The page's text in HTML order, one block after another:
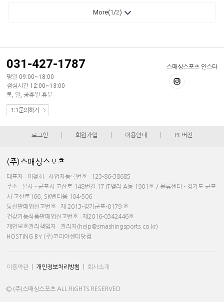
More(1/2)
스매싱스포츠 인스타
031-427-1787
평일 09:00~18:00
점심시간 12:00~13:00
토, 일, 공휴일 휴무
1:1문의하기
로그인 회원가입 이용안내 PC버전
(주)스매싱스포츠
대표자 : 이철희 사업자등록번호 : 123-86-38685
주소 : 본사 - 군포시 고산로 148번길 17 IT밸리 A동 1901호 / 물류센터 - 경기도 군포
시 고산로166, SK벤티움 104-506
통신판매업신고번호 : 제 2013-경기군포-0179 호
건강기능식품판매업신고번호 : 제2016-0342446호
개인보호관리책임자 : 관리자(help@smashingsports.co.kr)
HOSTING BY (주)코리아센터닷컴
이용약관 개인정보처리방침 회사소개
© (주)스매싱스포츠 ALL RIGHTS RESERVED